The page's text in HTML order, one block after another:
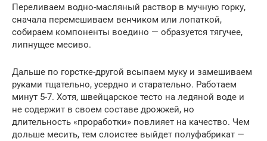
Переливаем водно-масляный раствор в мучную горку,
сначала перемешиваем венчиком или лопаткой,
собираем компоненты воедино — образуется тягучее,
липнущее месиво.
Дальше по горстке-другой всыпаем муку и замешиваем
руками тщательно, усердно и старательно. Работаем
минут 5-7. Хотя, швейцарское тесто на ледяной воде и
не содержит в своем составе дрожжей, но
длительность «проработки» повлияет на качество. Чем
дольше месить, тем слоистее выйдет полуфабрикат —